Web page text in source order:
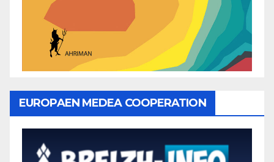
EUROPAEN MEDEA COOPERATION